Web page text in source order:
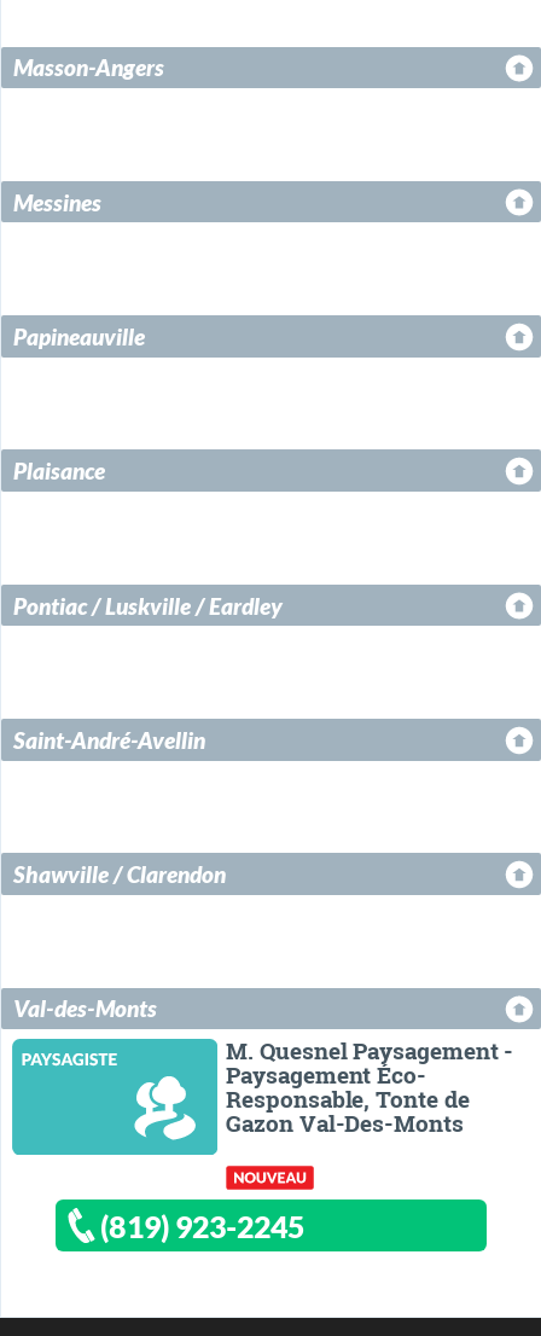
Masson-Angers
Messines
Papineauville
Plaisance
Pontiac / Luskville / Eardley
Saint-André-Avellin
Shawville / Clarendon
Val-des-Monts
M. Quesnel Paysagement -
Paysagement Éco-
Responsable, Tonte de
Gazon Val-Des-Monts
(819) 923-2245